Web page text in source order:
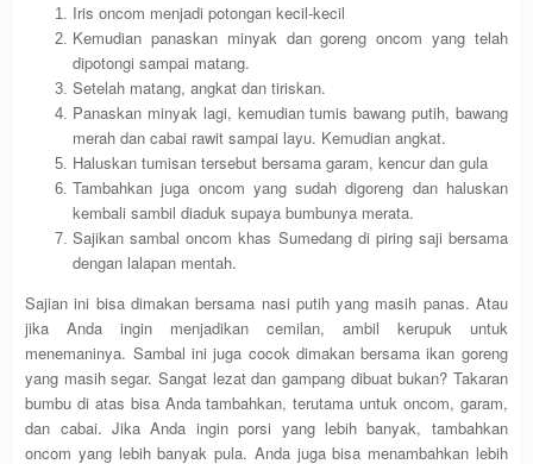
Iris oncom menjadi potongan kecil-kecil
Kemudian panaskan minyak dan goreng oncom yang telah
dipotongi sampai matang.
Setelah matang, angkat dan tiriskan.
Panaskan minyak lagi, kemudian tumis bawang putih, bawang
merah dan cabai rawit sampai layu. Kemudian angkat.
Haluskan tumisan tersebut bersama garam, kencur dan gula
Tambahkan juga oncom yang sudah digoreng dan haluskan
kembali sambil diaduk supaya bumbunya merata.
Sajikan sambal oncom khas Sumedang di piring saji bersama
dengan lalapan mentah.
Sajian ini bisa dimakan bersama nasi putih yang masih panas. Atau
jika Anda ingin menjadikan cemilan, ambil kerupuk untuk
menemaninya. Sambal ini juga cocok dimakan bersama ikan goreng
yang masih segar. Sangat lezat dan gampang dibuat bukan? Takaran
bumbu di atas bisa Anda tambahkan, terutama untuk oncom, garam,
dan cabai. Jika Anda ingin porsi yang lebih banyak, tambahkan
oncom yang lebih banyak pula. Anda juga bisa menambahkan lebih